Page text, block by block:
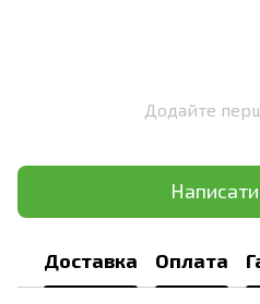
Додайте
Написати
Доставка Оплата